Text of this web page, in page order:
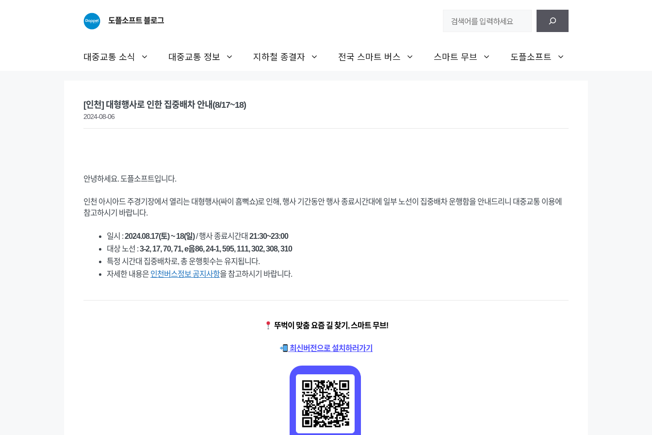
도플소프트 블로그
대중교통 소식 대중교통 정보 지하철 종결자 전국 스마트 버스 스마트 무브 도플소프트
[인천] 대형행사로 인한 집중배차 안내(8/17~18)
2024-08-06
안녕하세요. 도플소프트입니다.
인천 아시아드 주경기장에서 열리는 대형행사(싸이 흠뻑쇼)로 인해, 행사 기간동안 행사 종료시간대에 일부 노선이 집중배차 운행함을 안내드리니 대중교통 이용에
참고하시기 바랍니다.
일시 :2024.08.17(토) ~ 18(일)/ 행사 종료시간대 21:30~23:00
대상 노선 :3-2, 17, 70, 71, e음86, 24-1, 595, 111, 302, 308, 310
특정 시간대 집중배차로, 총 운행횟수는 유지됩니다.
자세한 내용은 인천버스정보 공지사항을 참고하시기 바랍니다.
뚜벅이 맞춤 요즘 길 찾기, 스마트 무브!
최신버전으로 설치하러가기